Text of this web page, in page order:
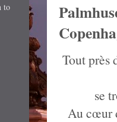
Tout près
se
Au cœur
to